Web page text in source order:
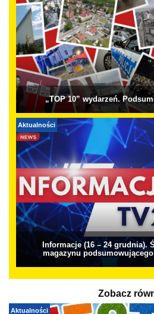
„TOP 10” wydarzeń.
Aktualności
Informacje (16 – 24 grudnia).
magazynu
Zobacz
Aktualności